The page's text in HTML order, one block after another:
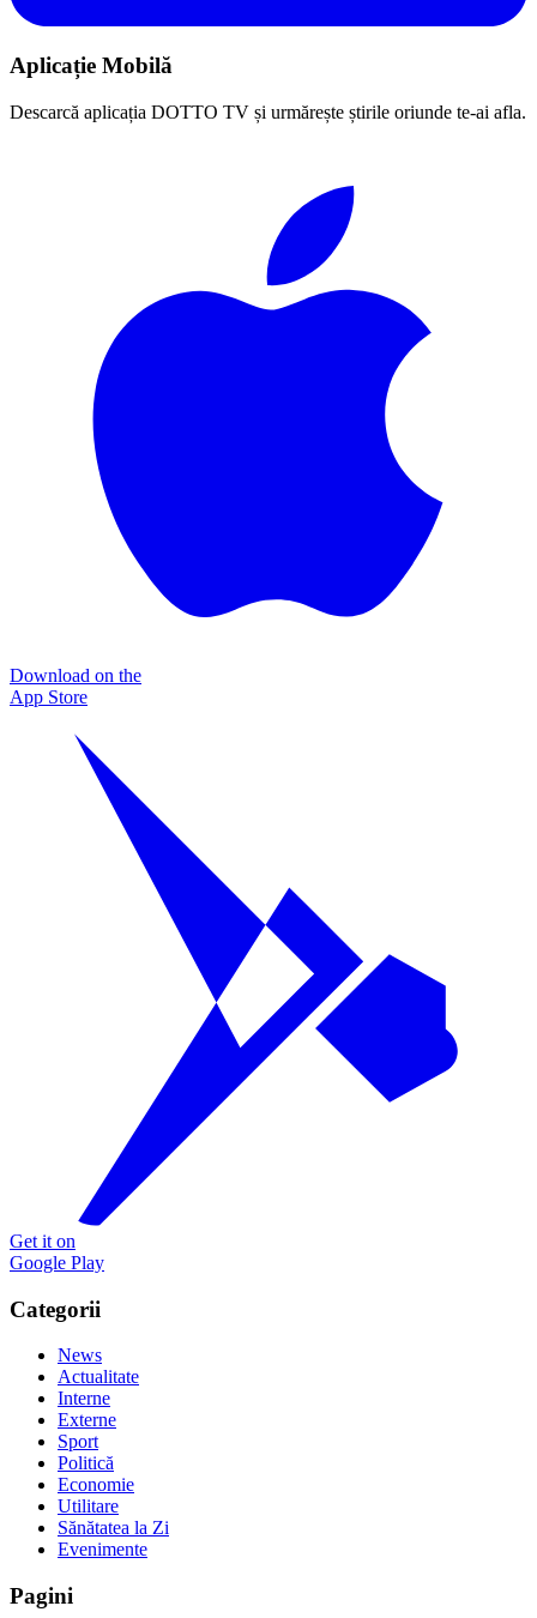
Aplicație Mobilă
Descarcă aplicația DOTTO TV și urmărește știrile oriunde te-ai afla.
Download on the
App Store
Get it on
Google Play
Categorii
News
Actualitate
Interne
Externe
Sport
Politică
Economie
Utilitare
Sănătatea la Zi
Evenimente
Pagini